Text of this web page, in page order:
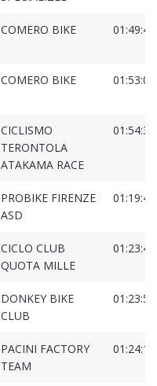
COMERO BIKE
COMERO BIKE
CICLISMO
TERONTOLA
ATAKAMA RACE
PROBIKE FIRENZE
ASD
CICLO CLUB
QUOTA MILLE
DONKEY BIKE
CLUB
PACINI FACTORY
TEAM